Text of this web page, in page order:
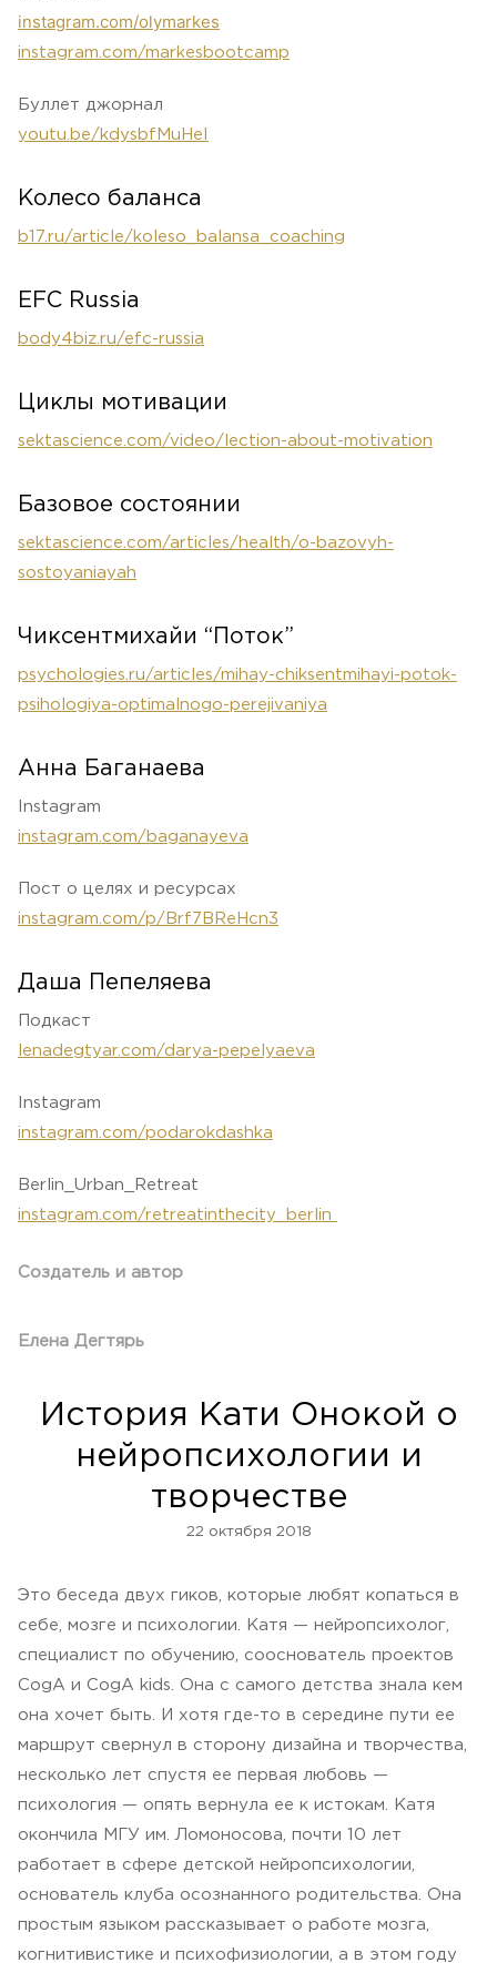
instagram.com/olymarkes
instagram.com/markesbootcamp
Буллет джорнал
youtu.be/kdysbfMuHeI
Колесо баланса
b17.ru/article/koleso_balansa_coaching
EFC Russia
body4biz.ru/efc-russia
Циклы мотивации
sektascience.com/video/lection-about-motivation
Базовое состоянии
sektascience.com/articles/health/o-bazovyh-
sostoyaniayah
Чиксентмихайи “Поток”
psychologies.ru/articles/mihay-chiksentmihayi-potok-
psihologiya-optimalnogo-perejivaniya
Анна Баганаева
Instagram
instagram.com/baganayeva
Пост о целях и ресурсах
instagram.com/p/Brf7BReHcn3
Даша Пепеляева
Подкаст
lenadegtyar.com/darya-pepelyaeva
Instagram
instagram.com/podarokdashka
Berlin_Urban_Retreat
instagram.com/retreatinthecity_berlin
Создатель и автор
Елена Дегтярь
История Кати Онокой о
нейропсихологии и
творчестве
22 октября 2018
Это беседа двух гиков, которые любят копаться в
себе, мозге и психологии. Катя — нейропсихолог,
специалист по обучению, сооснователь проектов
CogA и CogA kids. Она с самого детства знала кем
она хочет быть. И хотя где-то в середине пути ее
маршрут свернул в сторону дизайна и творчества,
несколько лет спустя ее первая любовь —
психология — опять вернула ее к истокам. Катя
окончила МГУ им. Ломоносова, почти 10 лет
работает в сфере детской нейропсихологии,
основатель клуба осознанного родительства. Она
простым языком рассказывает о работе мозга,
когнитивистике и психофизиологии, а в этом году